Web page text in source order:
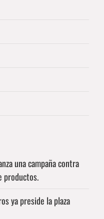
una campaña contra
productos.
ya preside la plaza